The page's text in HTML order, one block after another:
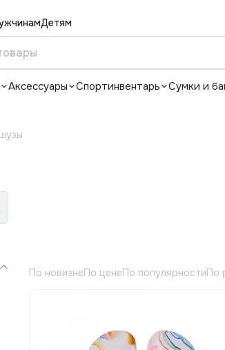
Детям
Аксессуары Спортинвентарь Сумки и
По новизнеПо ценеПо популярностиПо